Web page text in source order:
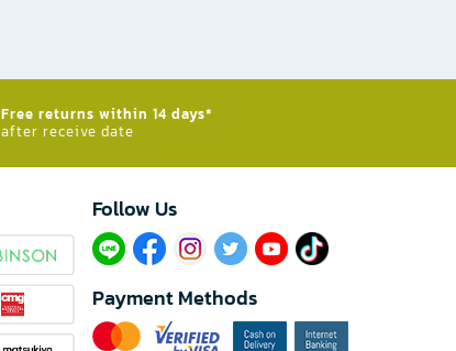
Free returns within 14 days*
after receive date
Follow Us​
Payment Methods